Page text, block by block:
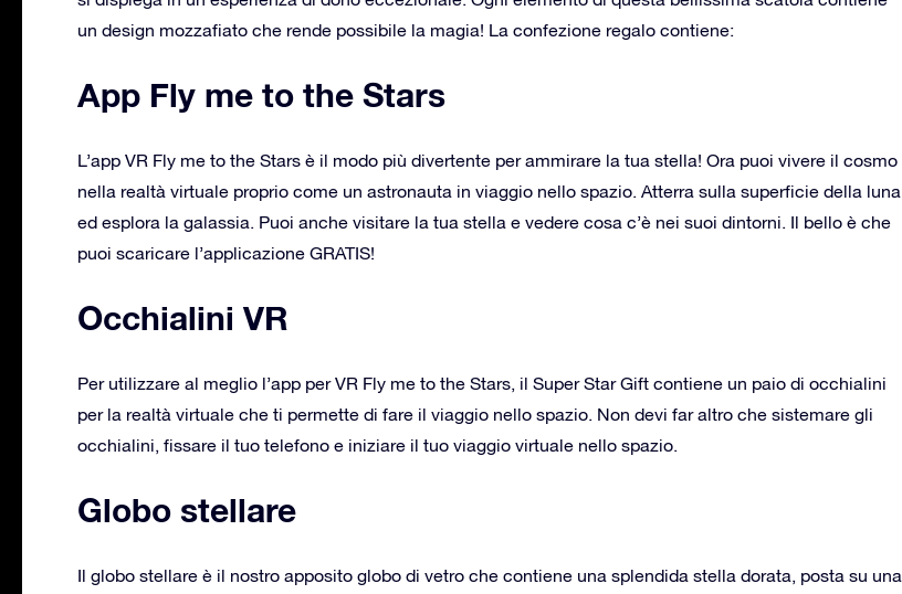
un design mozzafiato che rende possibile la magia! La confezione regalo contiene:
App Fly me to the Stars
L’app VR Fly me to the Stars è il modo più divertente per ammirare la tua stella! Ora puoi vivere il cosmo
nella realtà virtuale proprio come un astronauta in viaggio nello spazio. Atterra sulla superficie della luna
ed esplora la galassia. Puoi anche visitare la tua stella e vedere cosa c’è nei suoi dintorni. Il bello è che
puoi scaricare l’applicazione GRATIS!
Occhialini VR
Per utilizzare al meglio l’app per VR Fly me to the Stars, il Super Star Gift contiene un paio di occhialini
per la realtà virtuale che ti permette di fare il viaggio nello spazio. Non devi far altro che sistemare gli
occhialini, fissare il tuo telefono e iniziare il tuo viaggio virtuale nello spazio.
Globo stellare
Il globo stellare è il nostro apposito globo di vetro che contiene una splendida stella dorata, posta su una